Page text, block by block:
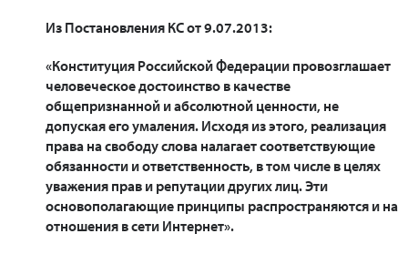
Из Постановления КС от 9.07.2013:
«Конституция Российской Федерации провозглашает
человеческое достоинство в качестве
общепризнанной и абсолютной ценности, не
допуская его умаления. Исходя из этого, реализация
права на свободу слова налагает соответствующие
обязанности и ответственность, в том числе в целях
уважения прав и репутации других лиц. Эти
основополагающие принципы распространяются и на
отношения в сети Интернет».